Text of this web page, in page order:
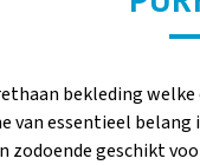
bekleding
essentieel
zodoende geschikt